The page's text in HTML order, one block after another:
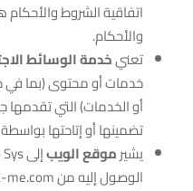
اتفاقية الشروط
والأحكام.
تعنيخدمة الوسائط
خدمات أو محتوى (بما في
أو الخدمات) التي تقدمها
تضمينها أو إتاحتها
يشيرموقع الويب
الوصول إليه من https://theka-me.com